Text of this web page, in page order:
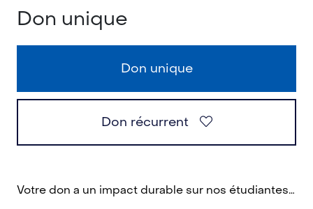
Don unique
Don unique
Don récurrent
Votre don a un impact durable sur nos étudiantes et nos étudiants, la recherche et la société dans son ensemble. En contribuant aujourd'hui, vous permettez de bâtir un monde meilleur!